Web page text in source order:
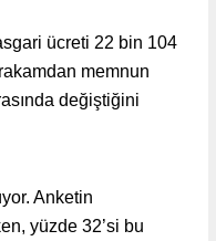
ücreti 22 bin 104
memnun
değiştiğini
Anketin
yüzde 32’si bu